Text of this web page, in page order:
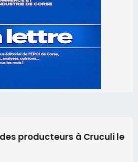
producteurs à Cruculi le
A Nuciola organise une
étoiles
Argentin au stade de San